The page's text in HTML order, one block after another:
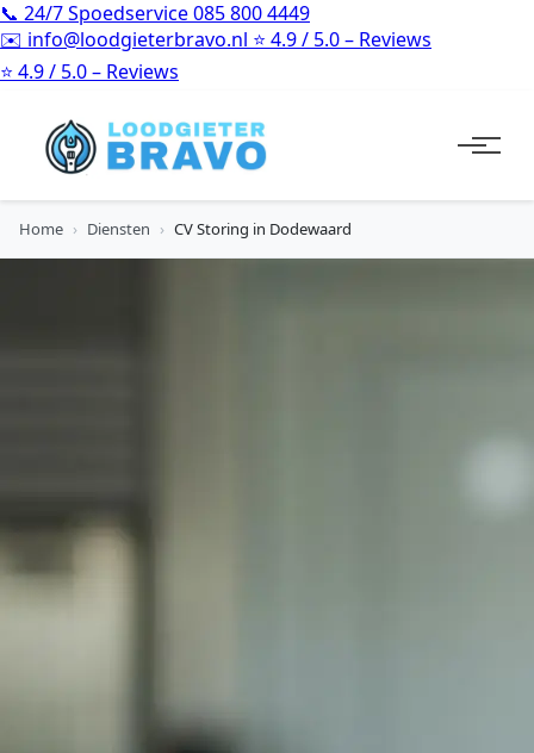
📞 24/7 Spoedservice085 800 4449
✉️ info@loodgieterbravo.nl ⭐ 4.9 / 5.0 – Reviews
⭐ 4.9 / 5.0 – Reviews
Home › Diensten › CV Storing in Dodewaard